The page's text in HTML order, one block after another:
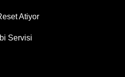
Atiyor
Servisi